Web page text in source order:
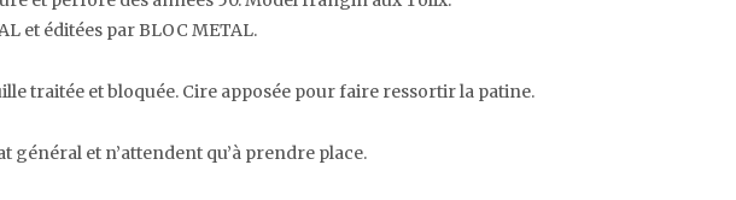
et éditées par BLOC METAL.
traitée et bloquée. Cire apposée pour faire ressortir la patine.
général et n’attendent qu’à prendre place.